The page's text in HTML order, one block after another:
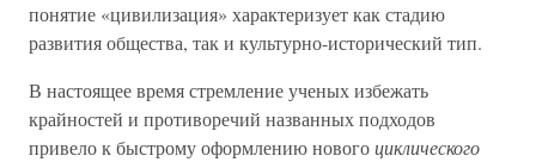
понятие «цивилизация» характеризует как стадию
развития общества, так и культурно-исторический тип.
В настоящее время стремление ученых избежать
крайностей и противоречий названных подходов
привело к быстрому оформлению новогоциклического